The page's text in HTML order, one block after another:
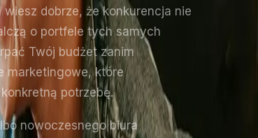
dobrze, że konkurencja nie
o portfele tych samych
Twój budżet zanim
marketingowe, które
potrzebę.
nowoczesnego biura